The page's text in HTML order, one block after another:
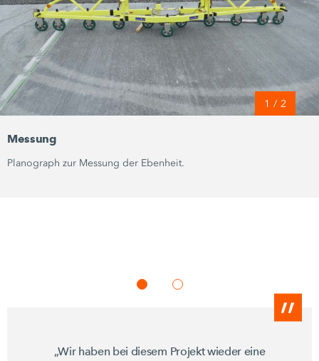
1 / 2
Messung
Planograph zur Messung der Ebenheit.
„Wir haben bei diesem Projekt wieder eine